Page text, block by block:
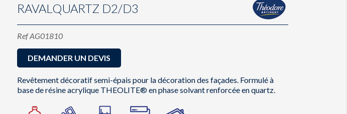
RAVALQUARTZ D2/D3
RefAG01810
DEMANDER UN DEVIS
Revêtement décoratif semi-épais pour la décoration des façades. Formulé à
base de résine acrylique THEOLITE® en phase solvant renforcée en quartz.